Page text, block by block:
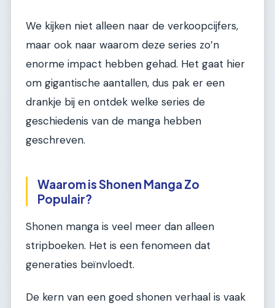
We kijken niet alleen naar de verkoopcijfers,
maar ook naar waarom deze series zo’n
enorme impact hebben gehad. Het gaat hier
om gigantische aantallen, dus pak er een
drankje bij en ontdek welke series de
geschiedenis van de manga hebben
geschreven.
Waarom is Shonen Manga Zo
Populair?
Shonen manga is veel meer dan alleen
stripboeken. Het is een fenomeen dat
generaties beïnvloedt.
De kern van een goed shonen verhaal is vaak